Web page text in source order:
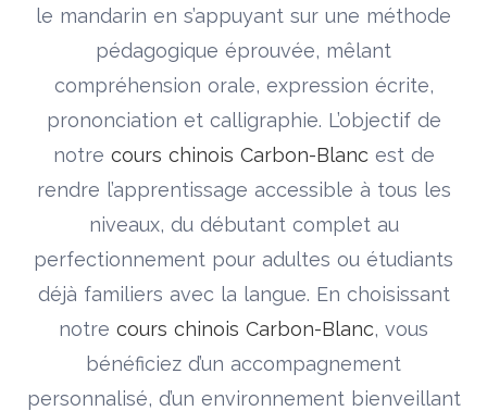
le mandarin en s’appuyant sur une méthode
pédagogique éprouvée, mêlant
compréhension orale, expression écrite,
prononciation et calligraphie. L’objectif de
notre cours chinois Carbon-Blancest de
rendre l’apprentissage accessible à tous les
niveaux, du débutant complet au
perfectionnement pour adultes ou étudiants
déjà familiers avec la langue. En choisissant
notre cours chinois Carbon-Blanc, vous
bénéficiez d’un accompagnement
personnalisé, d’un environnement bienveillant